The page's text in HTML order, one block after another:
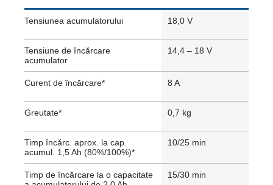
Tensiunea acumulatorului 18,0 V
Tensiune de încărcare
acumulator
14,4 – 18 V
Curent de încărcare* 8 A
Greutate* 0,7 kg
Timp încărc. aprox. la cap.
acumul. 1,5 Ah (80%/100%)*
10/25 min
Timp de încărcare la o capacitate
15/30 min